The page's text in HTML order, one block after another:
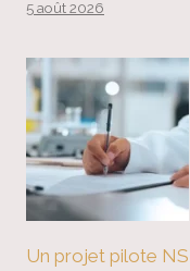
5 août 2026
Un projet pilote